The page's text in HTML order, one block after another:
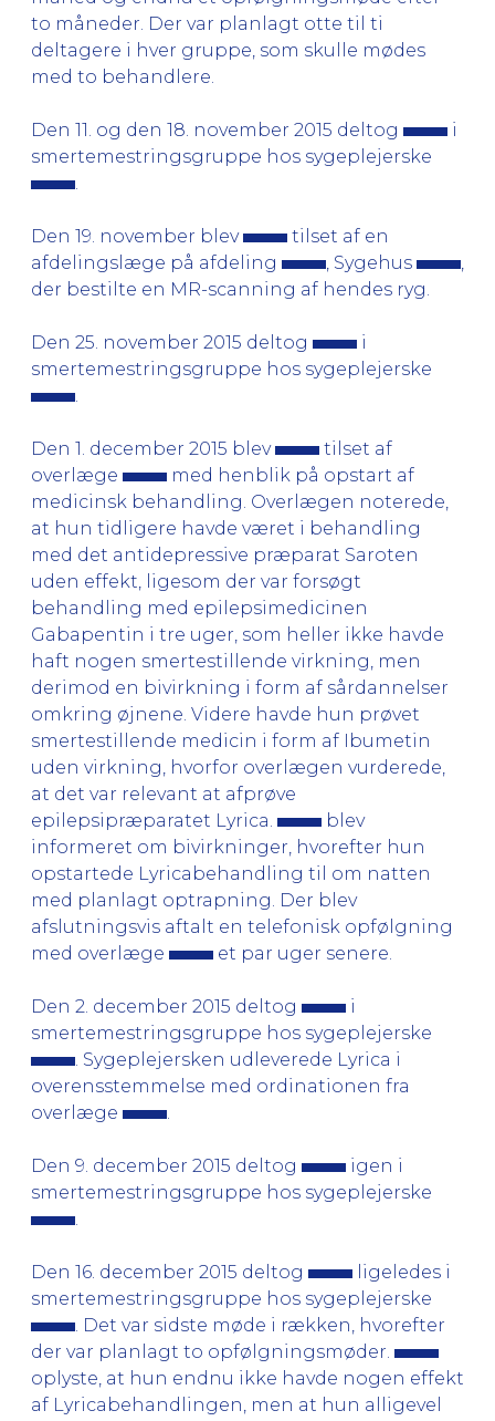
to måneder. Der var planlagt otte til ti
deltagere i hver gruppe, som skulle mødes
med to behandlere.
Den 11. og den 18. november 2015 deltog
i
smertemestringsgruppe hos sygeplejerske
Den 19. november blev
tilset af en
afdelingslæge på afdeling
, Sygehus
der bestilte en MR-scanning af hendes ryg.
Den 25. november 2015 deltog
i
smertemestringsgruppe hos sygeplejerske
Den 1. december 2015 blev
tilset af
overlæge
med henblik på opstart af
medicinsk behandling. Overlægen noterede,
at hun tidligere havde været i behandling
med det antidepressive præparat Saroten
uden effekt, ligesom der var forsøgt
behandling med epilepsimedicinen
Gabapentin i tre uger, som heller ikke havde
haft nogen smertestillende virkning, men
derimod en bivirkning i form af sårdannelser
omkring øjnene. Videre havde hun prøvet
smertestillende medicin i form af Ibumetin
uden virkning, hvorfor overlægen vurderede,
at det var relevant at afprøve
epilepsipræparatet Lyrica.
blev
informeret om bivirkninger, hvorefter hun
opstartede Lyricabehandling til om natten
med planlagt optrapning. Der blev
afslutningsvis aftalt en telefonisk opfølgning
med overlæge
et par uger senere.
Den 2. december 2015 deltog
i
smertemestringsgruppe hos sygeplejerske
. Sygeplejersken udleverede Lyrica i
overensstemmelse med ordinationen fra
overlæge
Den 9. december 2015 deltog
igen i
smertemestringsgruppe hos sygeplejerske
Den 16. december 2015 deltog
ligeledes i
smertemestringsgruppe hos sygeplejerske
. Det var sidste møde i rækken, hvorefter
der var planlagt to opfølgningsmøder.
oplyste, at hun endnu ikke havde nogen effekt
af Lyricabehandlingen, men at hun alligevel